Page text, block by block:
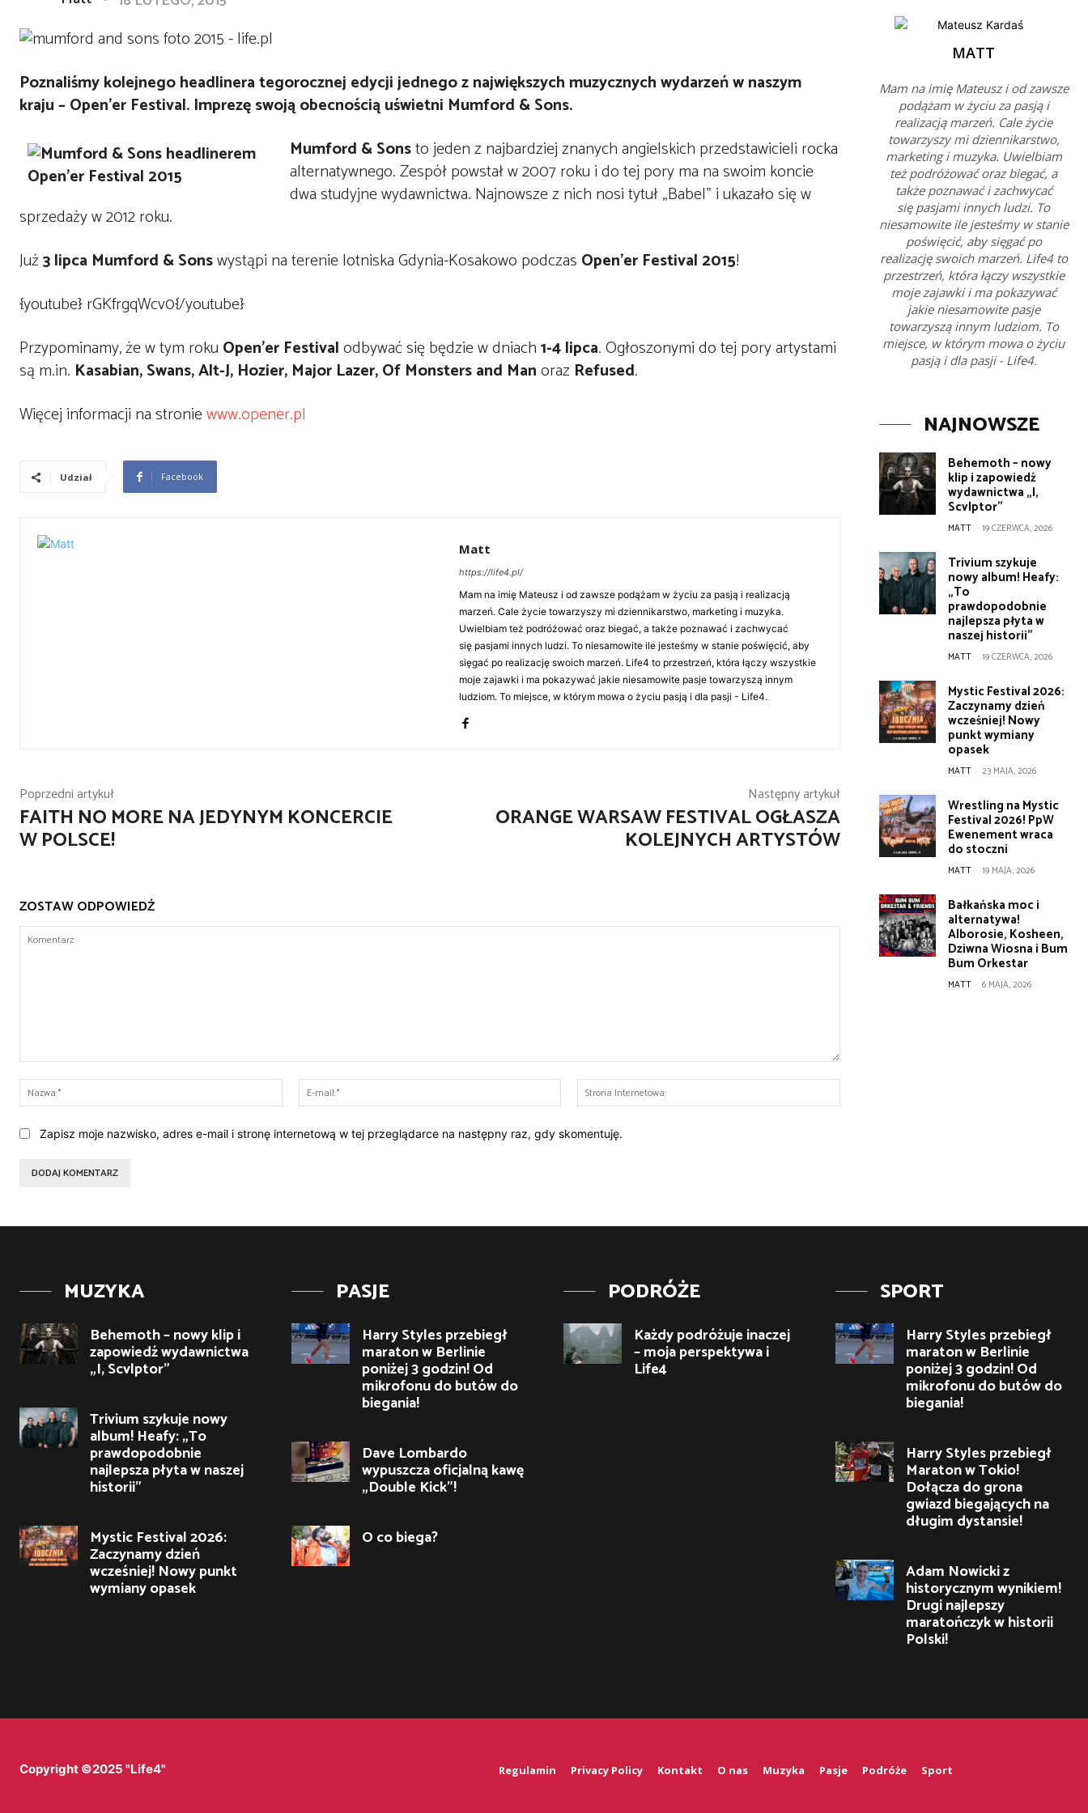
Poznaliśmy kolejnego headlinera tegorocznej edycji jednego z największych muzycznych wydarzeń w naszym
kraju – Open’er Festival. Imprezę swoją obecnością uświetni Mumford & Sons.
Mumford & Sonsto jeden z najbardziej znanych angielskich przedstawicieli rocka
alternatywnego. Zespół powstał w 2007 roku i do tej pory ma na swoim koncie
dwa studyjne wydawnictwa. Najnowsze z nich nosi tytuł „Babel” i ukazało się w
sprzedaży w 2012 roku.
Już3 lipca Mumford & Sonswystąpi na terenie lotniska Gdynia-Kosakowo podczas Open’er Festival 2015!
{youtube} rGKfrgqWcv0{/youtube}
Przypominamy, że w tym roku Open’er Festivalodbywać się będzie w dniach1-4 lipca. Ogłoszonymi do tej pory artystami
są m.in. Kasabian, Swans, Alt-J, Hozier, Major Lazer, Of Monsters and Manoraz Refused.
Więcej informacji na stroniewww.opener.pl
Udział Facebook
Matt
https://life4.pl/
Mam na imię Mateusz i od zawsze podążam w życiu za pasją i realizacją
marzeń. Cale życie towarzyszy mi dziennikarstwo, marketing i muzyka.
Uwielbiam też podróżować oraz biegać, a także poznawać i zachwycać
się pasjami innych ludzi. To niesamowite ile jesteśmy w stanie poświęcić, aby
sięgać po realizację swoich marzeń. Life4 to przestrzeń, która łączy wszystkie
moje zajawki i ma pokazywać jakie niesamowite pasje towarzyszą innym
ludziom. To miejsce, w którym mowa o życiu pasją i dla pasji - Life4.
Poprzedni artykuł
FAITH NO MORE NA JEDYNYM KONCERCIE
W POLSCE!
Następny artykuł
ORANGE WARSAW FESTIVAL OGŁASZA
KOLEJNYCH ARTYSTÓW
ZOSTAW ODPOWIEDŹ
Nazwa:*
mail:*
Internetowa:
Zapisz moje nazwisko, adres e-mail i stronę internetową w tej przeglądarce na następny raz, gdy skomentuję.
MATT
Mam na imię Mateusz i od zawsze
podążam w życiu za pasją i
realizacją marzeń. Cale życie
towarzyszy mi dziennikarstwo,
marketing i muzyka. Uwielbiam
też podróżować oraz biegać, a
także poznawać i zachwycać
się pasjami innych ludzi. To
niesamowite ile jesteśmy w stanie
poświęcić, aby sięgać po
realizację swoich marzeń. Life4 to
przestrzeń, która łączy wszystkie
moje zajawki i ma pokazywać
jakie niesamowite pasje
towarzyszą innym ludziom. To
miejsce, w którym mowa o życiu
pasją i dla pasji - Life4.
NAJNOWSZE
Behemoth – nowy
klip i zapowiedź
wydawnictwa „I,
Scvlptor”
MATT - 19 CZERWCA, 2026
Trivium szykuje
nowy album! Heafy:
„To
prawdopodobnie
najlepsza płyta w
naszej historii”
MATT - 19 CZERWCA, 2026
Mystic Festival 2026:
Zaczynamy dzień
wcześniej! Nowy
punkt wymiany
opasek
MATT - 23 MAJA, 2026
Wrestling na Mystic
Festival 2026! PpW
Ewenement wraca
do stoczni
MATT - 19 MAJA, 2026
Bałkańska moc i
alternatywa!
Alborosie, Kosheen,
Dziwna Wiosna i Bum
Bum Orkestar
MATT - 6 MAJA, 2026
MUZYKA
Behemoth – nowy klip i
zapowiedź wydawnictwa
„I, Scvlptor”
Trivium szykuje nowy
album! Heafy: „To
prawdopodobnie
najlepsza płyta w naszej
historii”
Mystic Festival 2026:
Zaczynamy dzień
wcześniej! Nowy punkt
wymiany opasek
PASJE
Harry Styles przebiegł
maraton w Berlinie
poniżej 3 godzin! Od
mikrofonu do butów do
biegania!
Dave Lombardo
wypuszcza oficjalną kawę
„Double Kick”!
O co biega?
PODRÓŻE
Każdy podróżuje inaczej
– moja perspektywa i
Life4
SPORT
Harry Styles przebiegł
maraton w Berlinie
poniżej 3 godzin! Od
mikrofonu do butów do
biegania!
Harry Styles przebiegł
Maraton w Tokio!
Dołącza do grona
gwiazd biegających na
długim dystansie!
Adam Nowicki z
historycznym wynikiem!
Drugi najlepszy
maratończyk w historii
Polski!
Copyright ©2025 "Life4" Regulamin Privacy Policy Kontakt O nas Muzyka Pasje Podróże Sport